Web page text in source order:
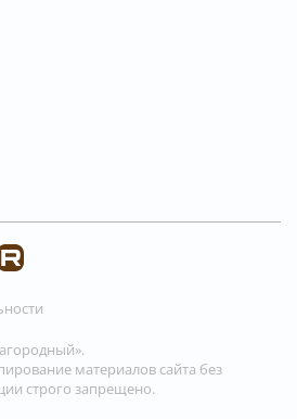
материалов сайта без
строго запрещено.